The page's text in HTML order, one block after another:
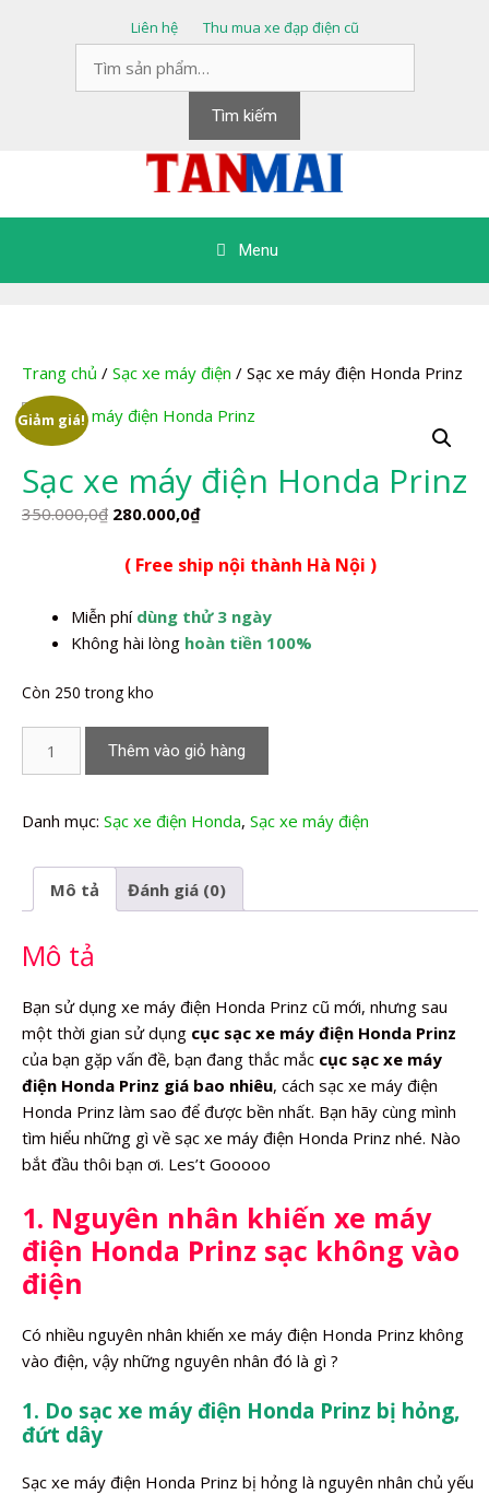
Liên hệ
Thu mua xe đạp điện cũ
kiếm:
Tìm kiếm
Menu
Trang chủ / Sạc xe máy điện / Sạc xe máy điện Honda Prinz
Giảm giá!
Sạc xe máy điện Honda Prinz
350.000,0₫ Giá
là:
280.000,0₫Giá
tại
280.000,0₫.
( Free ship nội thành Hà Nội )
Miễn phí dùng thử 3 ngày
Không hài lòng hoàn tiền 100%
Còn 250 trong kho
điện
Prinz
Thêm vào giỏ hàng
Danh mục: Sạc xe điện Honda, Sạc xe máy điện
Mô tả Đánh giá (0)
Mô tả
Bạn sử dụng xe máy điện Honda Prinz cũ mới, nhưng sau
một thời gian sử dụng cục sạc xe máy điện Honda Prinz
của bạn gặp vấn đề, bạn đang thắc mắc cục sạc xe máy
điện Honda Prinz giá bao nhiêu, cách sạc xe máy điện
Honda Prinz làm sao để được bền nhất. Bạn hãy cùng mình
tìm hiểu những gì về sạc xe máy điện Honda Prinz nhé. Nào
bắt đầu thôi bạn ơi. Les’t Gooooo
1. Nguyên nhân khiến xe máy
điện Honda Prinz sạc không vào
điện
Có nhiều nguyên nhân khiến xe máy điện Honda Prinz không
vào điện, vậy những nguyên nhân đó là gì ?
1. Do sạc xe máy điện Honda Prinz bị hỏng,
đứt dây
Sạc xe máy điện Honda Prinz bị hỏng là nguyên nhân chủ yếu